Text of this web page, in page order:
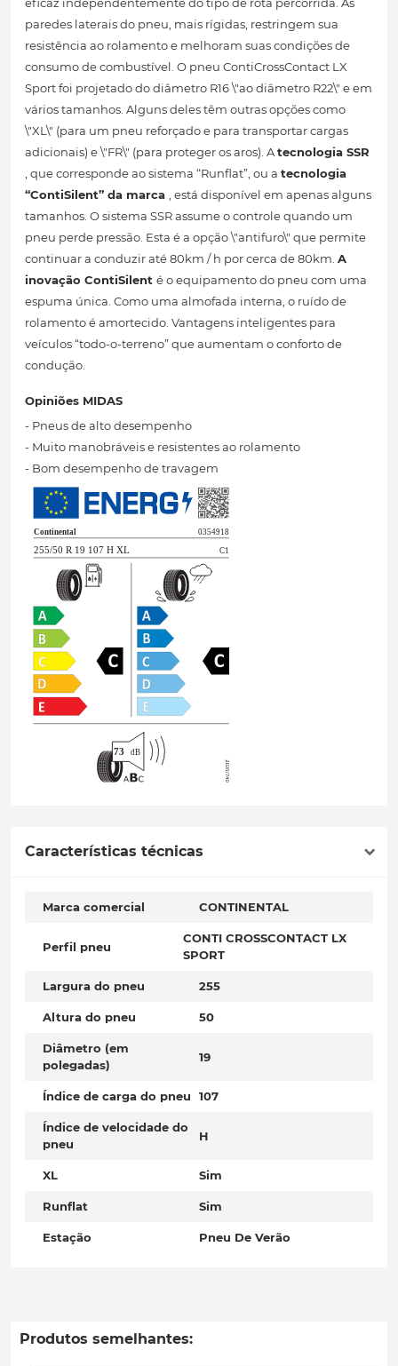
eficaz independentemente do tipo de rota percorrida. As
paredes laterais do pneu, mais rígidas, restringem sua
resistência ao rolamento e melhoram suas condições de
consumo de combustível. O pneu ContiCrossContact LX
Sport foi projetado do diâmetro R16 \"ao diâmetro R22\" e em
vários tamanhos. Alguns deles têm outras opções como
\"XL\" (para um pneu reforçado e para transportar cargas
adicionais) e \"FR\" (para proteger os aros). Atecnologia SSR
, que corresponde ao sistema “Runflat”, ou a tecnologia
“ContiSilent” da marca , está disponível em apenas alguns
tamanhos. O sistema SSR assume o controle quando um
pneu perde pressão. Esta é a opção \"antifuro\" que permite
continuar a conduzir até 80km / h por cerca de 80km. A
inovação ContiSilent é o equipamento do pneu com uma
espuma única. Como uma almofada interna, o ruído de
rolamento é amortecido. Vantagens inteligentes para
veículos “todo-o-terreno” que aumentam o conforto de
condução.
Opiniões MIDAS
- Pneus de alto desempenho
- Muito manobráveis ​​e resistentes ao rolamento
- Bom desempenho de travagem
Características técnicas
Marca comercial CONTINENTAL
Perfil pneu
CONTI CROSSCONTACT LX
SPORT
Largura do pneu 255
Altura do pneu 50
Diâmetro (em
polegadas)
19
Índice de carga do pneu 107
Índice de velocidade do
pneu
H
XL Sim
Runflat Sim
Estação Pneu De Verão
Produtos semelhantes: